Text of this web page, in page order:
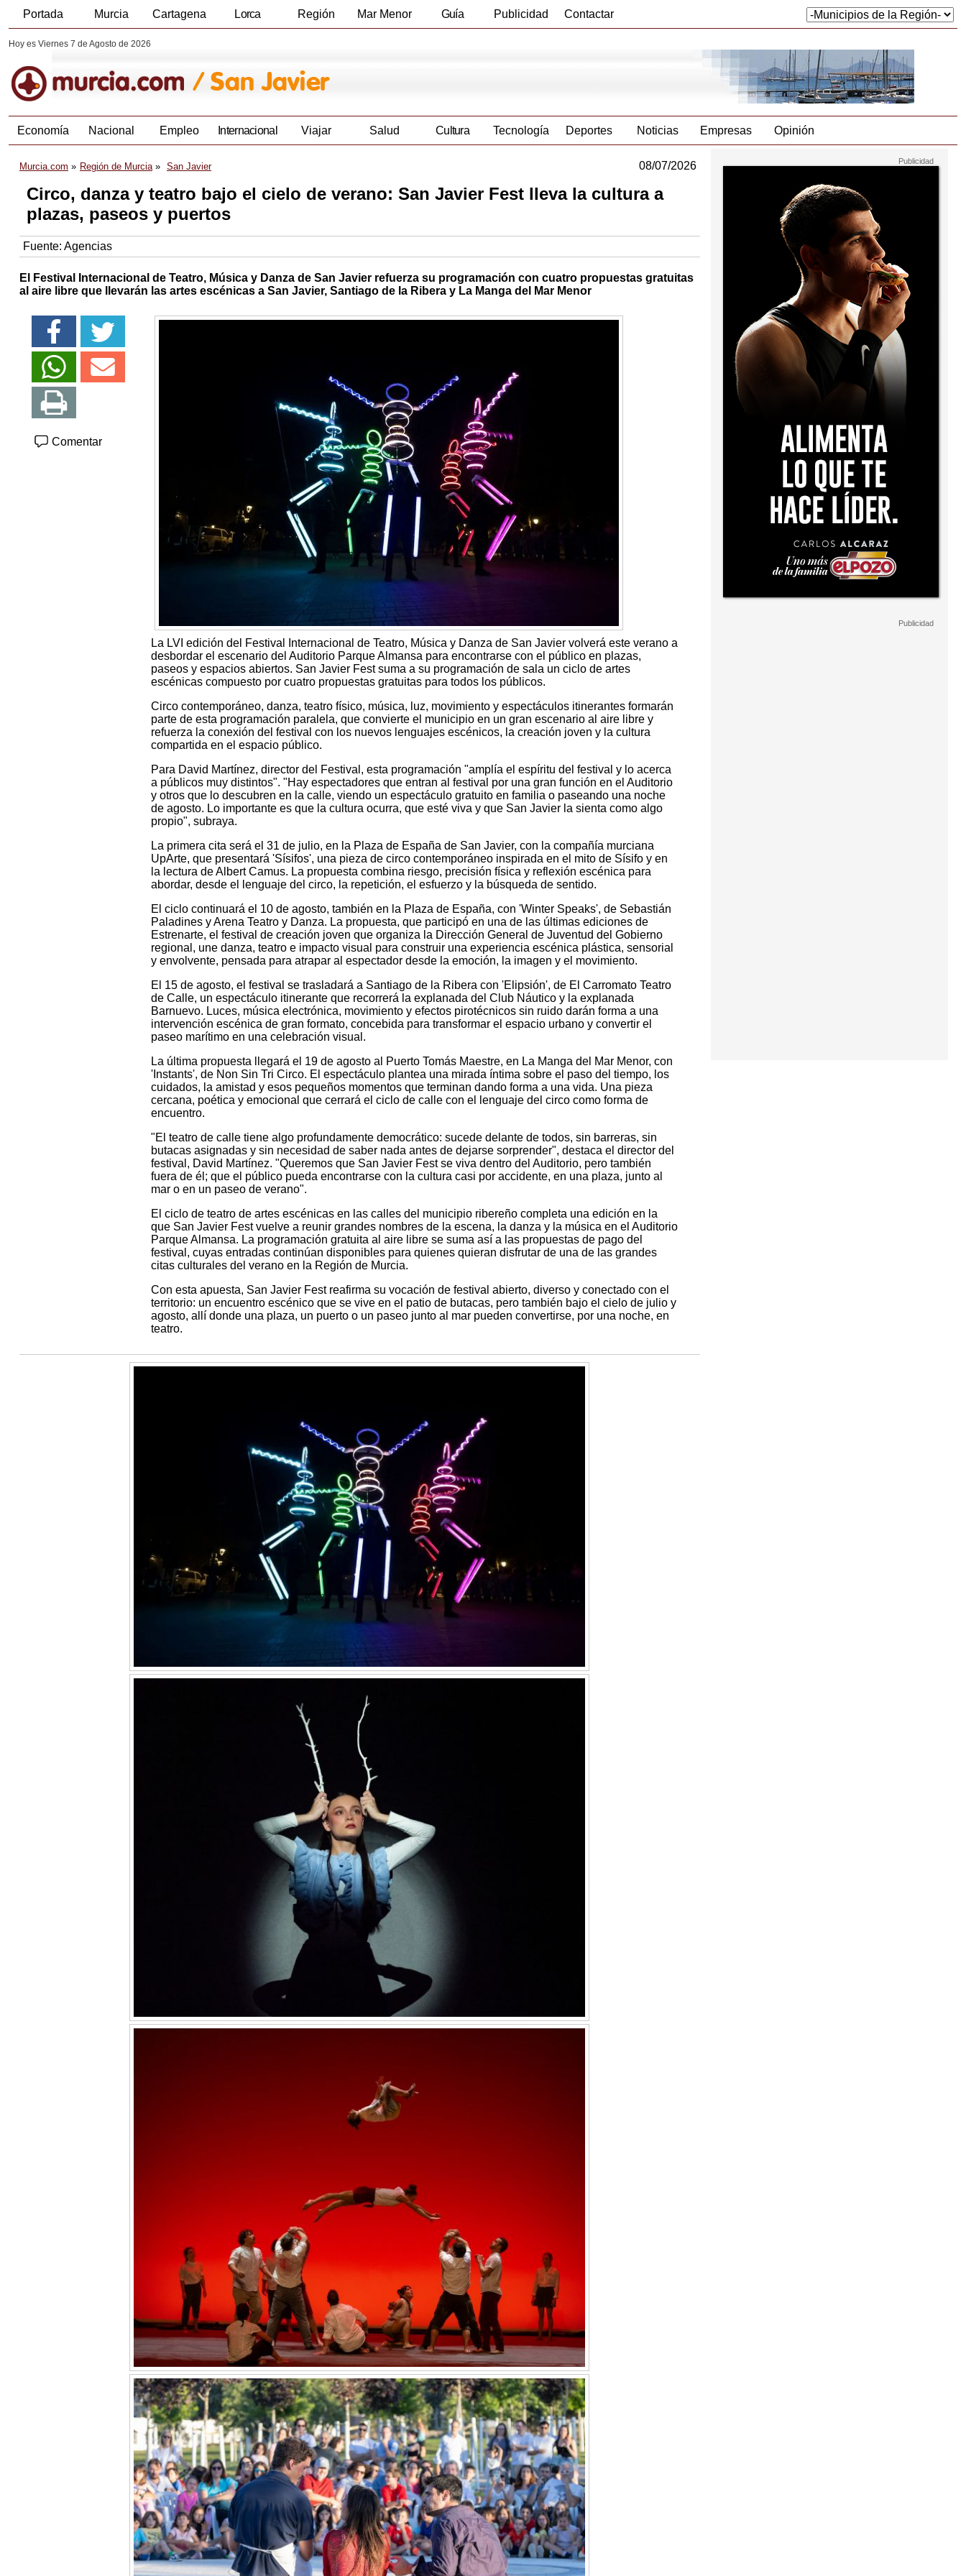
Portada Murcia Cartagena Lorca Región Mar Menor Guía Publicidad Contactar
Hoy es Viernes 7 de Agosto de 2026
Economía Nacional Empleo Internacional Viajar Salud Cultura Tecnología Deportes Noticias Empresas Opinión
Murcia.com Región de Murcia San Javier 08/07/2026
Circo, danza y teatro bajo el cielo de verano: San Javier Fest lleva la cultura a
plazas, paseos y puertos
Fuente: Agencias
El Festival Internacional de Teatro, Música y Danza de San Javier refuerza su programación con cuatro propuestas gratuitas
al aire libre que llevarán las artes escénicas a San Javier, Santiago de la Ribera y La Manga del Mar Menor
Comentar
La LVI edición del Festival Internacional de Teatro, Música y Danza de San Javier volverá este verano a
desbordar el escenario del Auditorio Parque Almansa para encontrarse con el público en plazas,
paseos y espacios abiertos. San Javier Fest suma a su programación de sala un ciclo de artes
escénicas compuesto por cuatro propuestas gratuitas para todos los públicos.
Circo contemporáneo, danza, teatro físico, música, luz, movimiento y espectáculos itinerantes formarán
parte de esta programación paralela, que convierte el municipio en un gran escenario al aire libre y
refuerza la conexión del festival con los nuevos lenguajes escénicos, la creación joven y la cultura
compartida en el espacio público.
Para David Martínez, director del Festival, esta programación "amplía el espíritu del festival y lo acerca
a públicos muy distintos". "Hay espectadores que entran al festival por una gran función en el Auditorio
y otros que lo descubren en la calle, viendo un espectáculo gratuito en familia o paseando una noche
de agosto. Lo importante es que la cultura ocurra, que esté viva y que San Javier la sienta como algo
propio", subraya.
La primera cita será el 31 de julio, en la Plaza de España de San Javier, con la compañía murciana
UpArte, que presentará 'Sísifos', una pieza de circo contemporáneo inspirada en el mito de Sísifo y en
la lectura de Albert Camus. La propuesta combina riesgo, precisión física y reflexión escénica para
abordar, desde el lenguaje del circo, la repetición, el esfuerzo y la búsqueda de sentido.
El ciclo continuará el 10 de agosto, también en la Plaza de España, con 'Winter Speaks', de Sebastián
Paladines y Arena Teatro y Danza. La propuesta, que participó en una de las últimas ediciones de
Estrenarte, el festival de creación joven que organiza la Dirección General de Juventud del Gobierno
regional, une danza, teatro e impacto visual para construir una experiencia escénica plástica, sensorial
y envolvente, pensada para atrapar al espectador desde la emoción, la imagen y el movimiento.
El 15 de agosto, el festival se trasladará a Santiago de la Ribera con 'Elipsión', de El Carromato Teatro
de Calle, un espectáculo itinerante que recorrerá la explanada del Club Náutico y la explanada
Barnuevo. Luces, música electrónica, movimiento y efectos pirotécnicos sin ruido darán forma a una
intervención escénica de gran formato, concebida para transformar el espacio urbano y convertir el
paseo marítimo en una celebración visual.
La última propuesta llegará el 19 de agosto al Puerto Tomás Maestre, en La Manga del Mar Menor, con
'Instants', de Non Sin Tri Circo. El espectáculo plantea una mirada íntima sobre el paso del tiempo, los
cuidados, la amistad y esos pequeños momentos que terminan dando forma a una vida. Una pieza
cercana, poética y emocional que cerrará el ciclo de calle con el lenguaje del circo como forma de
encuentro.
"El teatro de calle tiene algo profundamente democrático: sucede delante de todos, sin barreras, sin
butacas asignadas y sin necesidad de saber nada antes de dejarse sorprender", destaca el director del
festival, David Martínez. "Queremos que San Javier Fest se viva dentro del Auditorio, pero también
fuera de él; que el público pueda encontrarse con la cultura casi por accidente, en una plaza, junto al
mar o en un paseo de verano".
El ciclo de teatro de artes escénicas en las calles del municipio ribereño completa una edición en la
que San Javier Fest vuelve a reunir grandes nombres de la escena, la danza y la música en el Auditorio
Parque Almansa. La programación gratuita al aire libre se suma así a las propuestas de pago del
festival, cuyas entradas continúan disponibles para quienes quieran disfrutar de una de las grandes
citas culturales del verano en la Región de Murcia.
Con esta apuesta, San Javier Fest reafirma su vocación de festival abierto, diverso y conectado con el
territorio: un encuentro escénico que se vive en el patio de butacas, pero también bajo el cielo de julio y
agosto, allí donde una plaza, un puerto o un paseo junto al mar pueden convertirse, por una noche, en
teatro.